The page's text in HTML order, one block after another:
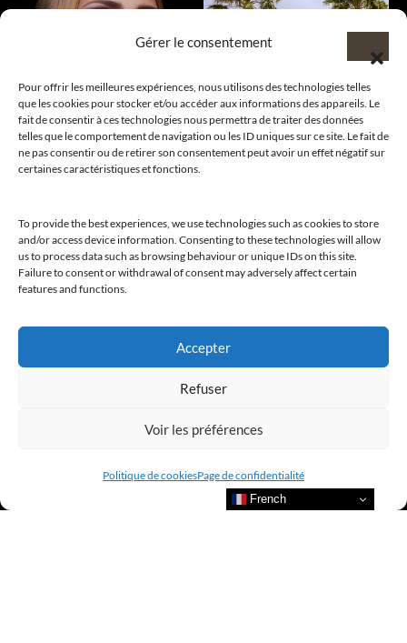
Gérer le consentement
Pour offrir les meilleures expériences, nous utilisons des technologies telles
que les cookies pour stocker et/ou accéder aux informations des appareils. Le
fait de consentir à ces technologies nous permettra de traiter des données
telles que le comportement de navigation ou les ID uniques sur ce site. Le fait de
ne pas consentir ou de retirer son consentement peut avoir un effet négatif sur
certaines caractéristiques et fonctions.
To provide the best experiences, we use technologies such as cookies to store
and/or access device information. Consenting to these technologies will allow
us to process data such as browsing behaviour or unique IDs on this site.
Failure to consent or withdrawal of consent may adversely affect certain
features and functions.
Accepter
Refuser
Voir les préférences
Politique de cookiesPage de confidentialité
Nous contacter et rejoindre le
French